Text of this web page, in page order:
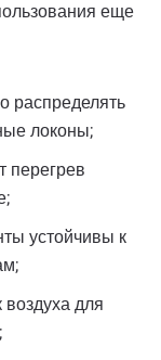
еще
распределять
локоны;
перегрев
устойчивы к
воздуха для